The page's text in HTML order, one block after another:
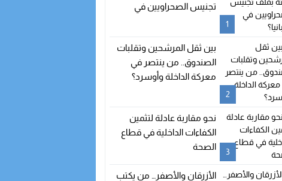
1
تجنيس الصحراويين في
2
بين ثقل المرشحين وتقلبات
الصندوق.. من ينتصر في
معركة الداخلة وأوسرد؟
3
نحو مقاربة عادلة لتثمين
الكفاءات الداخلية في قطاع
الصحة
الأزرقان والأصفر… من يكتب